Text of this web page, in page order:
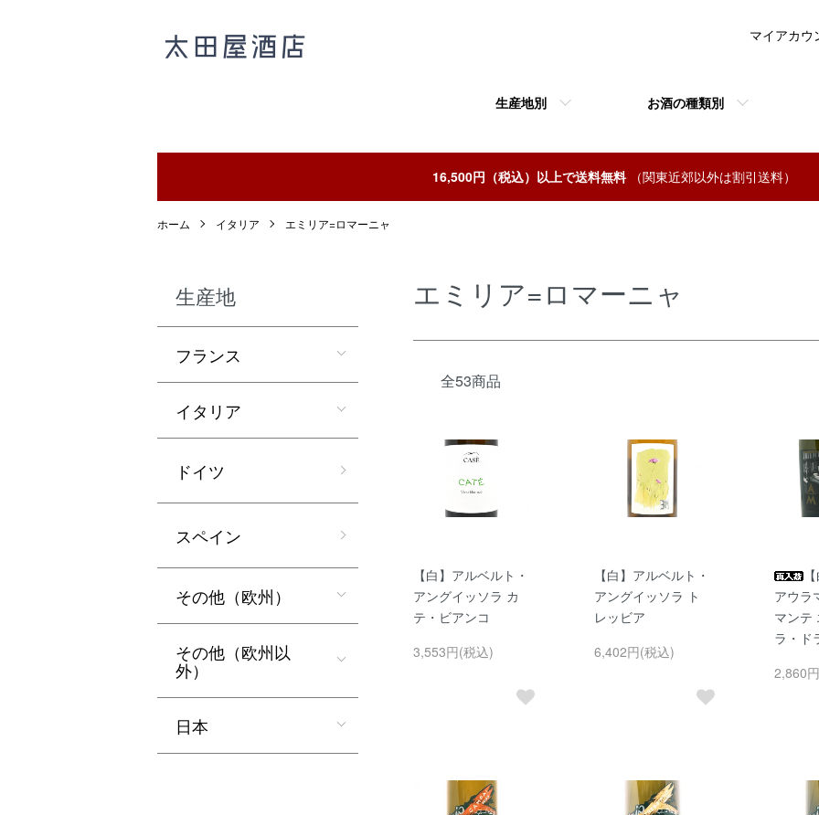
生産地別 お酒の種類別
マイアカウ
16,500円（税込）以上で送料無料（関東近郊以外は割引送料）
ホーム イタリア エミリア=ロマーニャ
エミリア=ロマーニャ
全53商品
【白】アルベルト・
アングイッソラ カ
テ・ビアンコ
3,553円(税込)
【白】アルベルト・
アングイッソラ ト
レッビア
6,402円(税込)
アウラ
マンテ
ラ・ド
2,860
生産地
フランス
イタリア
ドイツ
スペイン
その他（欧州）
その他（欧州以
外）
日本